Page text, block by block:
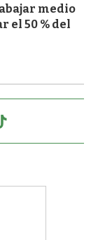
medio
el 50 % del